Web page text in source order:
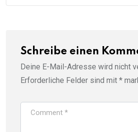
Schreibe einen
Deine E-Mail-Adresse wird nicht
Erforderliche Felder sind mit *